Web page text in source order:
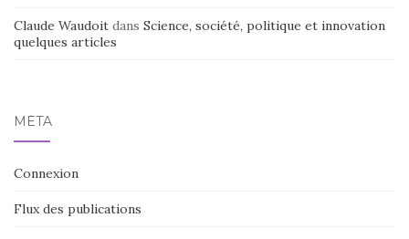
Claude Waudoit dans Science, société, politique et innovation
quelques articles
MÉTA
Connexion
Flux des publications